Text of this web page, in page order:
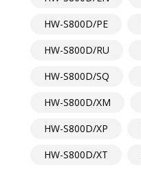
HW-S800D/PE
HW-S800D/RU
HW-S800D/SQ
HW-S800D/XM
HW-S800D/XP
HW-S800D/XT